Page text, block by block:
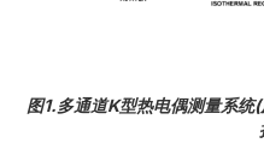
图1.多通道K型热电偶测量系统